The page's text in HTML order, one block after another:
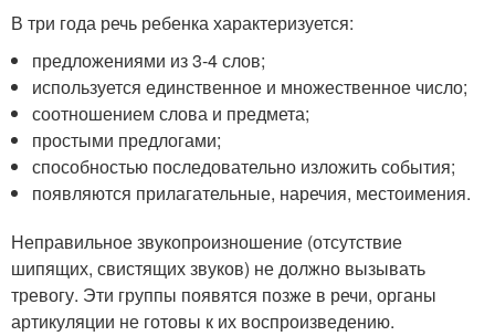
В три года речь ребенка характеризуется:
предложениями из 3-4 слов;
используется единственное и множественное число;
соотношением слова и предмета;
простыми предлогами;
способностью последовательно изложить события;
появляются прилагательные, наречия, местоимения.
Неправильное звукопроизношение (отсутствие
шипящих, свистящих звуков) не должно вызывать
тревогу. Эти группы появятся позже в речи, органы
артикуляции не готовы к их воспроизведению.